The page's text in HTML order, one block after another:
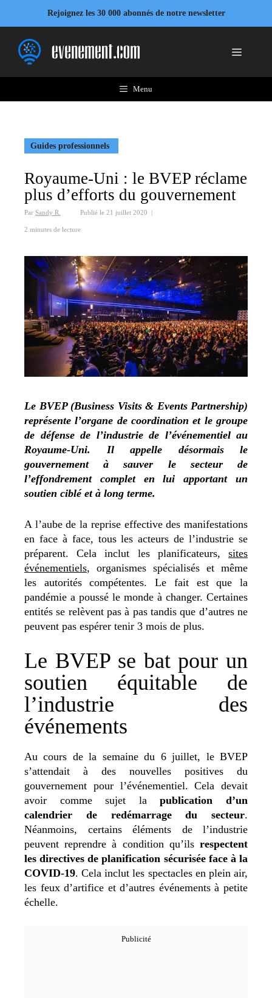
contenu
Rejoignez les 30 000 abonnés de notre newsletter
Menu
Menu
Guides professionnels
Royaume-Uni : le BVEP réclame
plus d’efforts du gouvernement
Par Sandy R. Publié le 21 juillet 2020 |
2 minutes de lecture
Le BVEP (Business Visits & Events Partnership)
représente l’organe de coordination et le groupe
de défense de l’industrie de l’événementiel au
Royaume-Uni. Il appelle désormais le
gouvernement à sauver le secteur de
l’effondrement complet en lui apportant un
soutien ciblé et à long terme.
A l’aube de la reprise effective des manifestations
en face à face, tous les acteurs de l’industrie se
préparent. Cela inclut les planificateurs, sites
événementiels, organismes spécialisés et même
les autorités compétentes. Le fait est que la
pandémie a poussé le monde à changer. Certaines
entités se relèvent pas à pas tandis que d’autres ne
peuvent pas espérer tenir 3 mois de plus.
Le BVEP se bat pour un
soutien équitable de
l’industrie des
événements
Au cours de la semaine du 6 juillet, le BVEP
s’attendait à des nouvelles positives du
gouvernement pour l’événementiel. Cela devait
avoir comme sujet lapublication d’un
calendrier de redémarrage du secteur.
Néanmoins, certains éléments de l’industrie
peuvent reprendre à condition qu’ils respectent
les directives de planification sécurisée face à la
COVID-19. Cela inclut les spectacles en plein air,
les feux d’artifice et d’autres événements à petite
échelle.